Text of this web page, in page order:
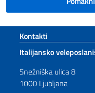
Footer
Kontakti
Italijansko
Snežniška ulica 8
1000 Ljubljana